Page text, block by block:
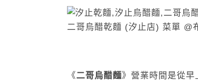
《二哥烏醋麵》營業時間是從